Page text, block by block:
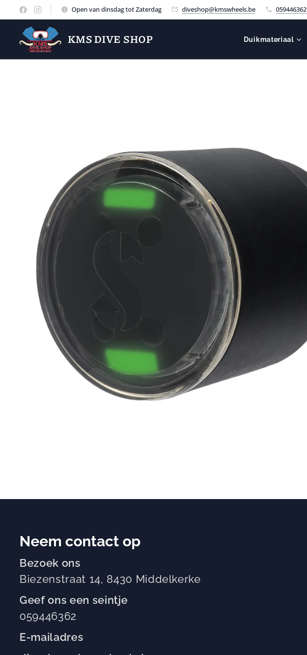
Open van dinsdag tot Zaterdag diveshop@kmswheels.be 059446362
KMS DIVE SHOP Duikmateriaal
Neem contact op
Bezoek ons
Biezenstraat 14, 8430 Middelkerke
Geef ons een seintje
059446362
E-mailadres